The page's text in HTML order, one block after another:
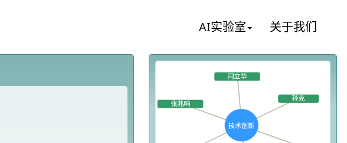
AI实验室 关于我们